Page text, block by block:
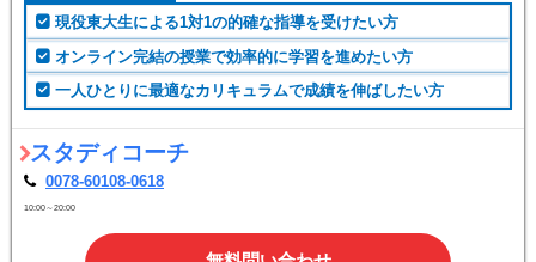
現役東大生による1対1の的確な指導を受けたい方
オンライン完結の授業で効率的に学習を進めたい方
一人ひとりに最適なカリキュラムで成績を伸ばしたい方
スタディコーチ
0078-60108-0618
10:00～20:00